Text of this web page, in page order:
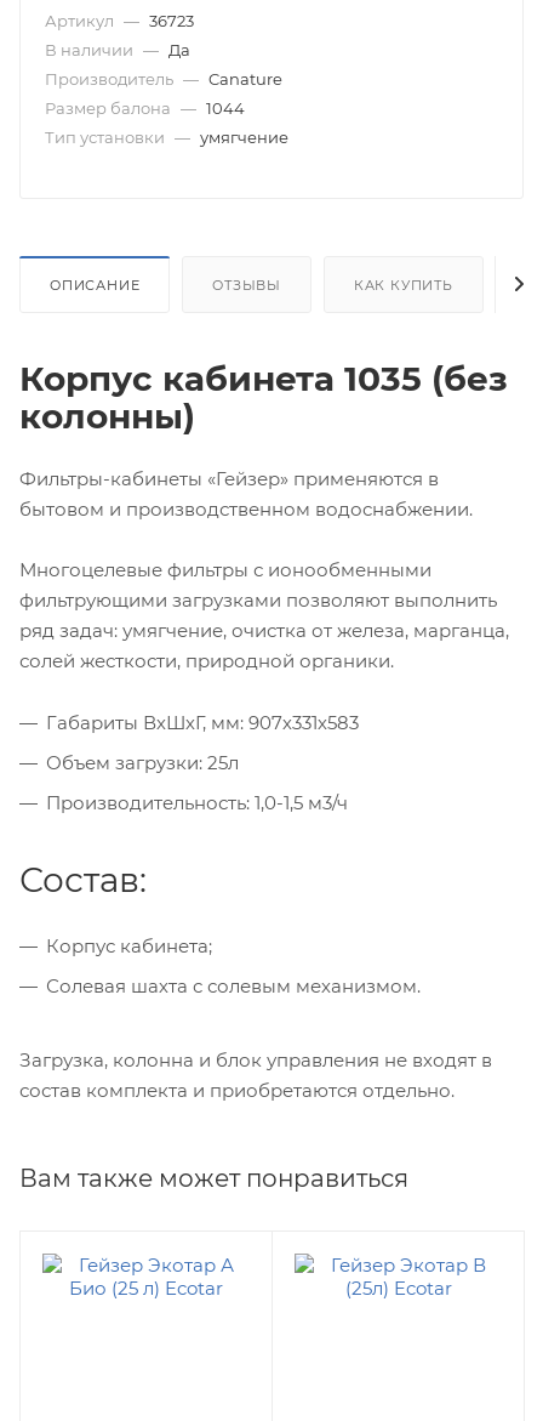
Артикул — 36723
В наличии — Да
Производитель — Canature
Размер балона — 1044
Тип установки — умягчение
ОПИСАНИЕ ОТЗЫВЫ КАК КУПИТЬ
Корпус кабинета 1035 (без
колонны)
Фильтры-кабинеты «Гейзер» применяются в
бытовом и производственном водоснабжении.
Многоцелевые фильтры с ионообменными
фильтрующими загрузками позволяют выполнить
ряд задач: умягчение, очистка от железа, марганца,
солей жесткости, природной органики.
Габариты ВхШхГ, мм: 907х331х583
Объем загрузки: 25л
Производительность: 1,0-1,5 м3/ч
Состав:
Корпус кабинета;
Солевая шахта с солевым механизмом.
Загрузка, колонна и блок управления не входят в
состав комплекта и приобретаются отдельно.
Вам также может понравиться